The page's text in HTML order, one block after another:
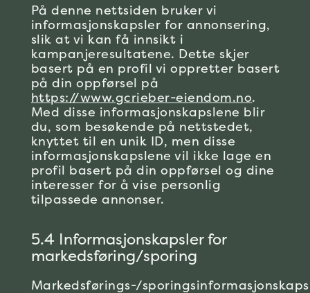
På denne nettsiden bruker vi
informasjonskapsler for annonsering,
slik at vi kan få innsikt i
kampanjeresultatene. Dette skjer
basert på en profil vi oppretter basert
på din oppførsel på
https://www.gcrieber-eiendom.no.
Med disse informasjonskapslene blir
du, som besøkende på nettstedet,
knyttet til en unik ID, men disse
informasjonskapslene vil ikke lage en
profil basert på din oppførsel og dine
interesser for å vise personlig
tilpassede annonser.
5.4 Informasjonskapsler for
markedsføring/sporing
Markedsførings-/